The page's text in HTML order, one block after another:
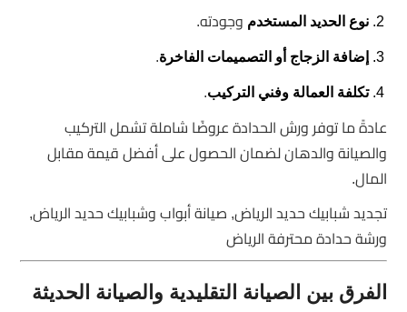
نوع الحديد المستخدم وجودته.
إضافة الزجاج أو التصميمات الفاخرة.
تكلفة العمالة وفني التركيب.
عادةً ما توفر ورش الحدادة عروضًا شاملة تشمل التركيب
والصيانة والدهان لضمان الحصول على أفضل قيمة مقابل
المال.
تجديد شبابيك حديد الرياض, صيانة أبواب وشبابيك حديد الرياض,
ورشة حدادة محترفة الرياض
الفرق بين الصيانة التقليدية والصيانة الحديثة